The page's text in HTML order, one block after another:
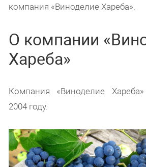
компания «Виноделие Хареба».
О компании
Хареба»
Компания «Виноделие
2004 году.